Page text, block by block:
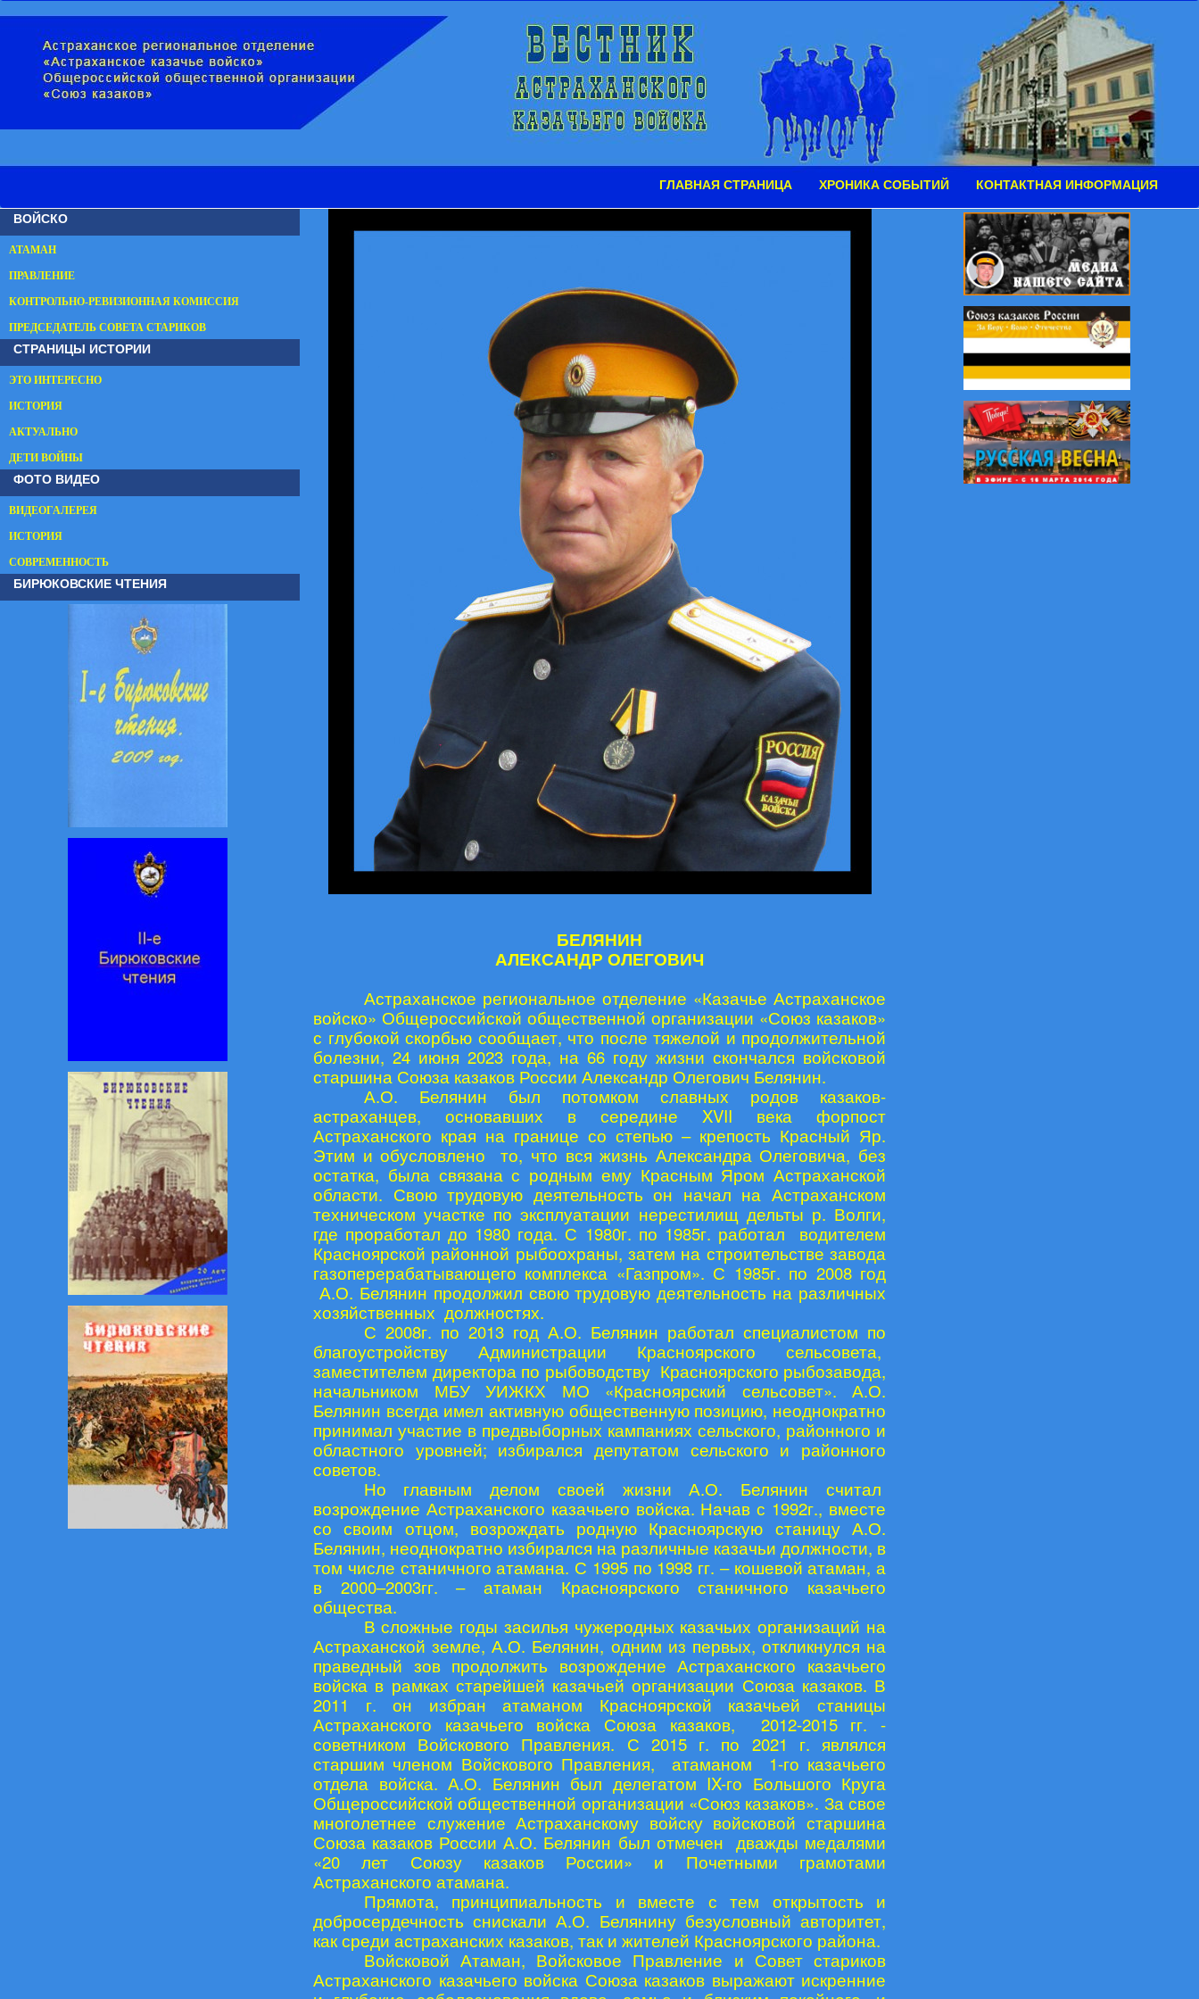
ГЛАВНАЯ СТРАНИЦА ХРОНИКА СОБЫТИЙ КОНТАКТНАЯ ИНФОРМАЦИЯ
ВОЙСКО
АТАМАН
ПРАВЛЕНИЕ
КОНТРОЛЬНО-РЕВИЗИОННАЯ КОМИССИЯ
ПРЕДСЕДАТЕЛЬ СОВЕТА СТАРИКОВ
СТРАНИЦЫ ИСТОРИИ
ЭТО ИНТЕРЕСНО
ИСТОРИЯ
АКТУАЛЬНО
ДЕТИ ВОЙНЫ
ФОТО ВИДЕО
ВИДЕОГАЛЕРЕЯ
ИСТОРИЯ
СОВРЕМЕННОСТЬ
БИРЮКОВСКИЕ ЧТЕНИЯ
БЕЛЯНИН
АЛЕКСАНДР ОЛЕГОВИЧ
Астраханское региональное отделение «Казачье Астраханское
войско» Общероссийской общественной организации «Союз казаков»
с глубокой скорбью сообщает, что после тяжелой и продолжительной
болезни, 24 июня 2023 года, на 66 году жизни скончался войсковой
старшина Союза казаков России Александр Олегович Белянин.
А.О. Белянин был потомком славных родов казаков-
астраханцев, основавших в середине XVII века форпост
Астраханского края на границе со степью – крепость Красный Яр.
Этим и обусловлено то, что вся жизнь Александра Олеговича, без
остатка, была связана с родным ему Красным Яром Астраханской
области. Свою трудовую деятельность он начал на Астраханском
техническом участке по эксплуатации нерестилищ дельты р. Волги,
где проработал до 1980 года. С 1980г. по 1985г. работал водителем
Красноярской районной рыбоохраны, затем на строительстве завода
газоперерабатывающего комплекса «Газпром». С 1985г. по 2008 год
А.О. Белянин продолжил свою трудовую деятельность на различных
хозяйственных должностях.
С 2008г. по 2013 год А.О. Белянин работал специалистом по
благоустройству Администрации Красноярского сельсовета,
заместителем директора по рыбоводству Красноярского рыбозавода,
начальником МБУ УИЖКХ МО «Красноярский сельсовет». А.О.
Белянин всегда имел активную общественную позицию, неоднократно
принимал участие в предвыборных кампаниях сельского, районного и
областного уровней; избирался депутатом сельского и районного
советов.
Но главным делом своей жизни А.О. Белянин считал
возрождение Астраханского казачьего войска. Начав с 1992г., вместе
со своим отцом, возрождать родную Красноярскую станицу А.О.
Белянин, неоднократно избирался на различные казачьи должности, в
том числе станичного атамана. С 1995 по 1998 гг. – кошевой атаман, а
в 2000–2003гг. – атаман Красноярского станичного казачьего
общества.
В сложные годы засилья чужеродных казачьих организаций на
Астраханской земле, А.О. Белянин, одним из первых, откликнулся на
праведный зов продолжить возрождение Астраханского казачьего
войска в рамках старейшей казачьей организации Союза казаков. В
2011 г. он избран атаманом Красноярской казачьей станицы
Астраханского казачьего войска Союза казаков, 2012-2015 гг. -
советником Войскового Правления. С 2015 г. по 2021 г. являлся
старшим членом Войскового Правления, атаманом 1-го казачьего
отдела войска. А.О. Белянин был делегатом IX-го Большого Круга
Общероссийской общественной организации «Союз казаков». За свое
многолетнее служение Астраханскому войску войсковой старшина
Союза казаков России А.О. Белянин был отмечен дважды медалями
«20 лет Союзу казаков России» и Почетными грамотами
Астраханского атамана.
Прямота, принципиальность и вместе с тем открытость и
добросердечность снискали А.О. Белянину безусловный авторитет,
как среди астраханских казаков, так и жителей Красноярского района.
Войсковой Атаман, Войсковое Правление и Совет стариков
Астраханского казачьего войска Союза казаков выражают искренние